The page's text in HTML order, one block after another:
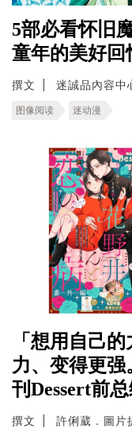
5部必看怀旧
童年的美好回
撰文 迷誠品內容中
图像阅读 迷动漫
「想用自己
力、变得更
刊Dessert前
撰文 許俐葳．圖片